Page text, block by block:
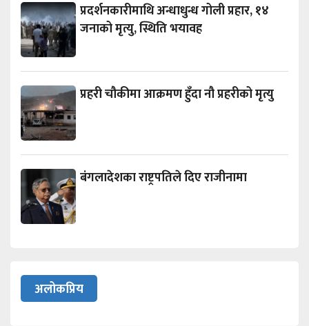
प्रदर्शनकारीमाथि अन्धाधुन्ध गोली प्रहार, १४
जनाको मृत्यु, स्थिति भयावह
प्रहरी चौकीमा आक्रमण हुँदा नौ प्रहरीको मृत्यु
बंगलादेशका राष्ट्रपतिले दिए राजीनामा
अलोकप्रिय